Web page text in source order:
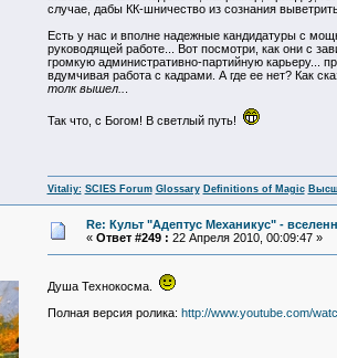
случае, дабы КК-шничество из сознания
Есть у нас и вполне надежные кандидатуры с
руководящей работе... Вот посмотри, как они с
громкую административно-партийную карьеру...
вдумчивая работа с кадрами. А где ее нет? Как
толк вышел..
Так что, с Богом! В светлый путь!
Vitaliy: SCIES Forum Glossary Definitions of Magic
Re: Культ "Адептус Механикус" -
« Ответ #249 : 22 Апреля 2010, 00:09:47 »
Душа Технокосма.
Полная версия ролика: http://www.youtube.com/